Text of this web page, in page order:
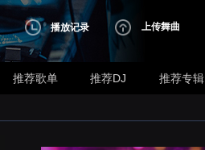
播放记录 上传舞曲
推荐歌单 推荐DJ 推荐专辑